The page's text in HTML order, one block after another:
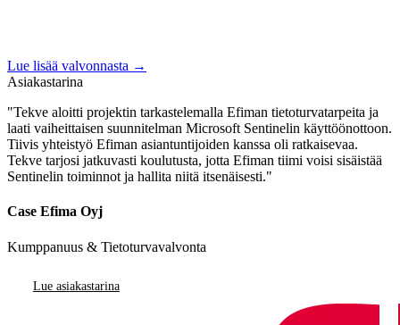
Lue lisää valvonnasta →
Asiakastarina
"Tekve aloitti projektin tarkastelemalla Efiman tietoturvatarpeita ja
laati vaiheittaisen suunnitelman Microsoft Sentinelin käyttöönottoon.
Tiivis yhteistyö Efiman asiantuntijoiden kanssa oli ratkaisevaa.
Tekve tarjosi jatkuvasti koulutusta, jotta Efiman tiimi voisi sisäistää
Sentinelin toiminnot ja hallita niitä itsenäisesti."
Case Efima Oyj
Kumppanuus & Tietoturvavalvonta
Lue asiakastarina